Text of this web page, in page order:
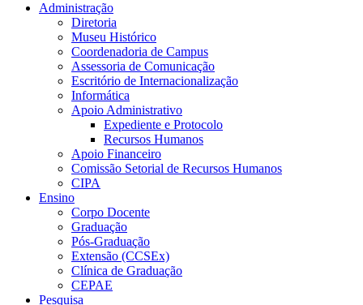
Administração
Diretoria
Museu Histórico
Coordenadoria de Campus
Assessoria de Comunicação
Escritório de Internacionalização
Informática
Apoio Administrativo
Expediente e Protocolo
Recursos Humanos
Apoio Financeiro
Comissão Setorial de Recursos Humanos
CIPA
Ensino
Corpo Docente
Graduação
Pós-Graduação
Extensão (CCSEx)
Clínica de Graduação
CEPAE
Pesquisa